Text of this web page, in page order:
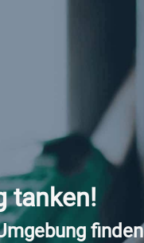
tanken!
finden